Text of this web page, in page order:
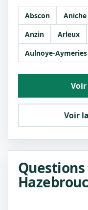
Abscon Aniche
Anzin
Arleux
Aulnoye-Aymeries
Voir